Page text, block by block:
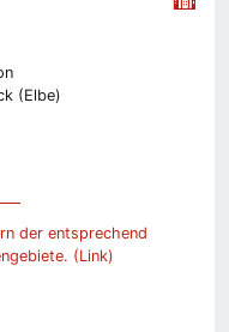
der entsprechend
(Link)